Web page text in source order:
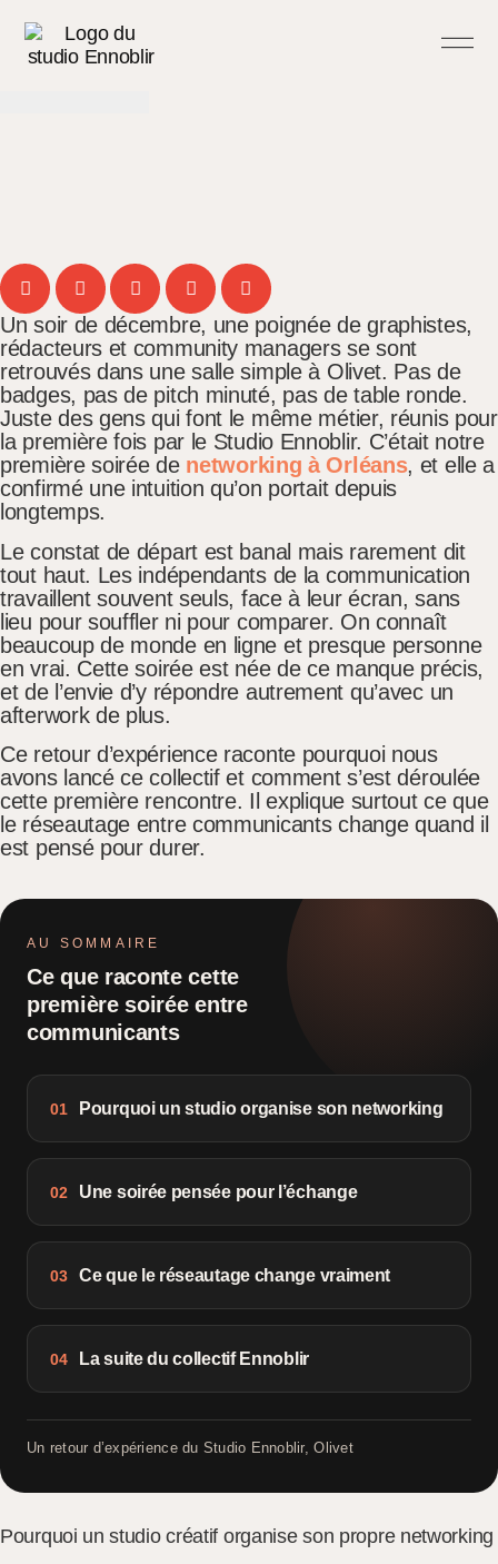
Un soir de décembre, une poignée de graphistes,
rédacteurs et community managers se sont
retrouvés dans une salle simple à Olivet. Pas de
badges, pas de pitch minuté, pas de table ronde.
Juste des gens qui font le même métier, réunis pour
la première fois par le Studio Ennoblir. C’était notre
première soirée de networking à Orléans, et elle a
confirmé une intuition qu’on portait depuis
longtemps.
Le constat de départ est banal mais rarement dit
tout haut. Les indépendants de la communication
travaillent souvent seuls, face à leur écran, sans
lieu pour souffler ni pour comparer. On connaît
beaucoup de monde en ligne et presque personne
en vrai. Cette soirée est née de ce manque précis,
et de l’envie d’y répondre autrement qu’avec un
afterwork de plus.
Ce retour d’expérience raconte pourquoi nous
avons lancé ce collectif et comment s’est déroulée
cette première rencontre. Il explique surtout ce que
le réseautage entre communicants change quand il
est pensé pour durer.
AU SOMMAIRE
Ce que raconte cette
première soirée entre
communicants
01 Pourquoi un studio organise son networking
02 Une soirée pensée pour l’échange
03 Ce que le réseautage change vraiment
04 La suite du collectif Ennoblir
Un retour d’expérience du Studio Ennoblir, Olivet
Pourquoi un studio créatif organise son propre networking